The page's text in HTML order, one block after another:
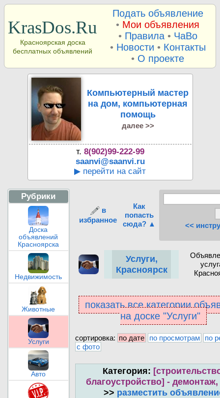
KrasDos.Ru
Красноярская доска
бесплатных объявлений
Подать объявление
• Мои объявления
• Правила• ЧаВо
• Новости • Контакты
• О проекте
Компьютерный мастер
на дом, компьютерная
помощь
далее >>
т. 8(902)99-222-99
saanvi@saanvi.ru
▶ перейти на сайт
Рубрики
Доска
объявлений
Красноярска
Недвижимость
Животные
Услуги
Авто
в
избранное
Как
попасть
сюда? ▲
<<
Услуги,
Красноярск
показать все категории
на доске "Услуги"
сортировка: по дате по просмотрам
по
с фото
Категория:
благоустройство] -
>> разместить